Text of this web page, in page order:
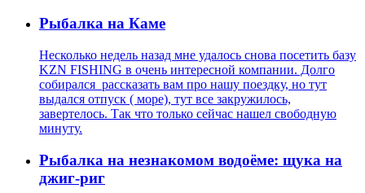
Рыбалка на Каме
Несколько недель назад мне удалось снова посетить базу
KZN FISHING в очень интересной компании. Долго
собирался рассказать вам про нашу поездку, но тут
выдался отпуск ( море), тут все закружилось,
завертелось. Так что только сейчас нашел свободную
минуту.
Рыбалка на незнакомом водоёме: щука на
джиг-риг